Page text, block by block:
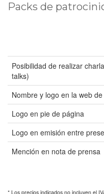
Packs de
Posibilidad de realizar
talks)
Nombre y logo en la web
Logo en pie de página
Logo en emisión entre
Mención en nota de prensa
* Los precios indicados no incluyen el